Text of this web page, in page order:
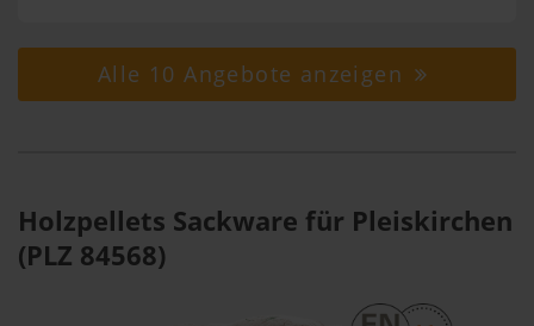
Alle 10 Angebote anzeigen
Holzpellets Sackware für Pleiskirchen
(PLZ 84568)